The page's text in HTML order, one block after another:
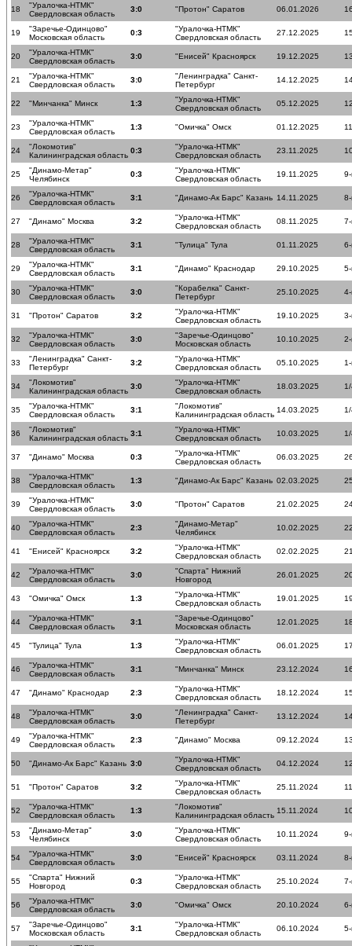
18
"Уралочка-НТМК"
Свердловская область
3:0 "Протон" Саратов 06.01.2026
19
"Заречье-Одинцово"
Московская область
0:3
"Уралочка-НТМК"
Свердловская область
27.12.2025
20
"Уралочка-НТМК"
Свердловская область
3:0 "Енисей" Красноярск 19.12.2025
21
"Уралочка-НТМК"
Свердловская область
3:0
"Ленинградка" Санкт-
Петербург
14.12.2025
22 "Минчанка" Минск 1:3
"Уралочка-НТМК"
Свердловская область
05.12.2025
23
"Уралочка-НТМК"
Свердловская область
1:3 "Омичка" Омск 01.12.2025
24
"Локомотив"
Калининградская область
0:3
"Уралочка-НТМК"
Свердловская область
23.11.2025
25
"Динамо-Метар"
Челябинск
0:3
"Уралочка-НТМК"
Свердловская область
19.11.2025
26
"Уралочка-НТМК"
Свердловская область
3:1 "Динамо-Ак Барс" Казань 14.11.2025
27 "Динамо" Москва 3:2
"Уралочка-НТМК"
Свердловская область
08.11.2025
28
"Уралочка-НТМК"
Свердловская область
3:1 "Тулица" Тула 01.11.2025
29
"Уралочка-НТМК"
Свердловская область
3:1 "Динамо" Краснодар 29.10.2025
30
"Уралочка-НТМК"
Свердловская область
3:0
"Корабелка" Санкт-
Петербург
25.10.2025
31 "Протон" Саратов 3:2
"Уралочка-НТМК"
Свердловская область
19.10.2025
32
"Уралочка-НТМК"
Свердловская область
3:0
"Заречье-Одинцово"
Московская область
10.10.2025
33
"Ленинградка" Санкт-
Петербург
3:2
"Уралочка-НТМК"
Свердловская область
05.10.2025
34
"Локомотив"
Калининградская область
3:0
"Уралочка-НТМК"
Свердловская область
18.03.2025
35
"Уралочка-НТМК"
Свердловская область
3:1
"Локомотив"
Калининградская область
14.03.2025
36
"Локомотив"
Калининградская область
3:1
"Уралочка-НТМК"
Свердловская область
10.03.2025
37 "Динамо" Москва 0:3
"Уралочка-НТМК"
Свердловская область
06.03.2025
38
"Уралочка-НТМК"
Свердловская область
1:3 "Динамо-Ак Барс" Казань 02.03.2025
39
"Уралочка-НТМК"
Свердловская область
3:0 "Протон" Саратов 21.02.2025
40
"Уралочка-НТМК"
Свердловская область
2:3
"Динамо-Метар"
Челябинск
10.02.2025
41 "Енисей" Красноярск 3:2
"Уралочка-НТМК"
Свердловская область
02.02.2025
42
"Уралочка-НТМК"
Свердловская область
3:0
"Спарта" Нижний
Новгород
26.01.2025
43 "Омичка" Омск 1:3
"Уралочка-НТМК"
Свердловская область
19.01.2025
44
"Уралочка-НТМК"
Свердловская область
3:1
"Заречье-Одинцово"
Московская область
12.01.2025
45 "Тулица" Тула 1:3
"Уралочка-НТМК"
Свердловская область
06.01.2025
46
"Уралочка-НТМК"
Свердловская область
3:1 "Минчанка" Минск 23.12.2024
47 "Динамо" Краснодар 2:3
"Уралочка-НТМК"
Свердловская область
18.12.2024
48
"Уралочка-НТМК"
Свердловская область
3:0
"Ленинградка" Санкт-
Петербург
13.12.2024
49
"Уралочка-НТМК"
Свердловская область
2:3 "Динамо" Москва 09.12.2024
50 "Динамо-Ак Барс" Казань 3:0
"Уралочка-НТМК"
Свердловская область
04.12.2024
51 "Протон" Саратов 3:2
"Уралочка-НТМК"
Свердловская область
25.11.2024
52
"Уралочка-НТМК"
Свердловская область
1:3
"Локомотив"
Калининградская область
15.11.2024
53
"Динамо-Метар"
Челябинск
3:0
"Уралочка-НТМК"
Свердловская область
10.11.2024
54
"Уралочка-НТМК"
Свердловская область
3:0 "Енисей" Красноярск 03.11.2024
55
"Спарта" Нижний
Новгород
0:3
"Уралочка-НТМК"
Свердловская область
25.10.2024
56
"Уралочка-НТМК"
Свердловская область
3:0 "Омичка" Омск 20.10.2024
57
"Заречье-Одинцово"
Московская область
3:1
"Уралочка-НТМК"
Свердловская область
06.10.2024